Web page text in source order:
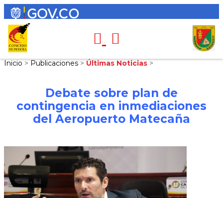
Inicio > Publicaciones > Últimas Noticias >
Debate sobre plan de
contingencia en inmediaciones
del Aeropuerto Matecaña